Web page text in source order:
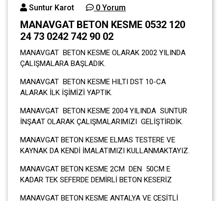
Suntur Karot 0 Yorum
MANAVGAT BETON KESME 0532 120
24 73 0242 742 90 02
MANAVGAT BETON KESME OLARAK 2002 YILINDA
ÇALIŞMALARA BAŞLADIK.
MANAVGAT BETON KESME HILTI DST 10-CA
ALARAK İLK İŞİMİZİ YAPTIK.
MANAVGAT BETON KESME 2004 YILINDA SUNTUR
İNŞAAT OLARAK ÇALIŞMALARIMIZI GELİŞTİRDİK.
MANAVGAT BETON KESME ELMAS TESTERE VE
KAYNAK DA KENDİ İMALATIMIZI KULLANMAKTAYIZ.
MANAVGAT BETON KESME 2CM DEN 50CM E
KADAR TEK SEFERDE DEMİRLİ BETON KESERİZ
MANAVGAT BETON KESME ANTALYA VE ÇEŞİTLİ